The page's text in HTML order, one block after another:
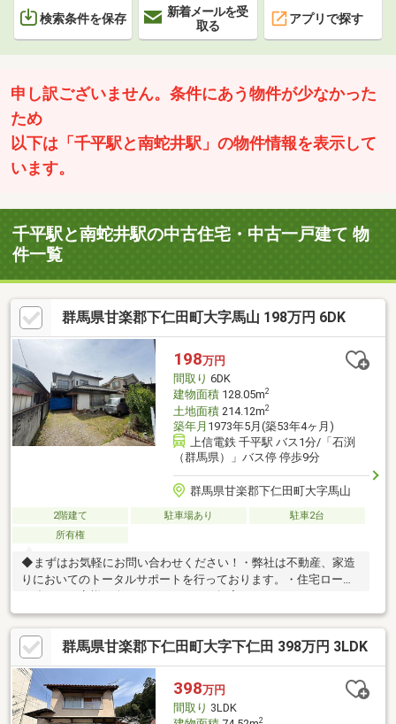
検索条件を保存
新着メールを受
取る
アプリで探す
申し訳ございません。条件にあう物件が少なかった
ため
以下は「千平駅と南蛇井駅」の物件情報を表示して
います。
千平駅と南蛇井駅の中古住宅・中古一戸建て 物
件一覧
群馬県甘楽郡下仁田町大字馬山 198万円 6DK
198万円
間取り 6DK
建物面積128.05m2
土地面積214.12m2
築年月 1973年5月(築53年4ヶ月)
上信電鉄 千平駅 バス1分/「石渕
（群馬県）」バス停 停歩9分
群馬県甘楽郡下仁田町大字馬山
2階建て 駐車場あり
駐車2台
所有権
◆まずはお気軽にお問い合わせください！・弊社は不動産、家造
りにおいてのトータルサポートを行っております。・住宅ローン
す。・スタッフ一同、誠心誠意ご対応させていただきます！◆経
験知識が豊富なスタッフが在籍！迅速な対応を心掛けておりま
す。・お問合せを受けてから即日ご対応をさせていただきま
す。・その他物件情報も多数ございます！お気軽にお問い合わせ
ください。
群馬県甘楽郡下仁田町大字下仁田 398万円 3LDK
398万円
間取り 3LDK
2